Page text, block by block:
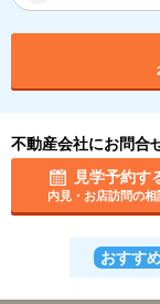
不動産会社にお問合
見学予約す
内見・お店訪問の相
おすす